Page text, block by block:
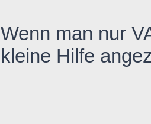
Wenn man nur
kleine Hilfe